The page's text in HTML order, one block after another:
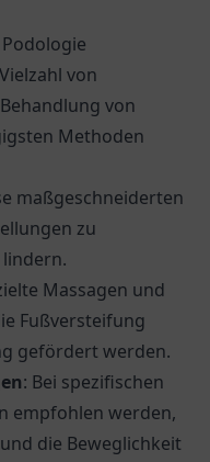
von
von
Methoden
maßgeschneiderten
zu
Massagen und
Fußversteifung
gefördert werden.
: Bei spezifischen
empfohlen werden,
die Beweglichkeit